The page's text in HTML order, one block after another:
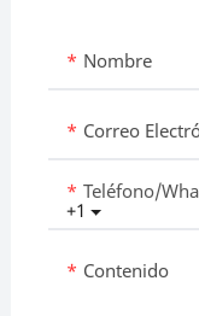
Nombre
Correo
+1
Teléfono/
Contenido